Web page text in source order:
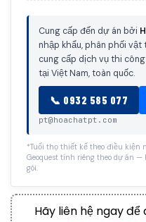
Cung cấp đến dự án bởi
nhập khẩu, phân phối
cung cấp dịch vụ thi
tại Việt Nam, toàn quốc.
📞 0932 585 077
pt@hoachatpt.com
*Tuổi thọ thiết kế theo điều kiện
Geoquest tính riêng theo dự án
gói.
Hãy liên hệ ngay